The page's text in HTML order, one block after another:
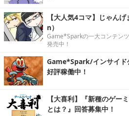
【大人気4コマ】じゃん
n）
Game*Sparkの一大コンテン
発売中！
Game*Spark/インサイド
好評稼働中！
【大喜利】『新種のゲー
とは？』回答募集中！